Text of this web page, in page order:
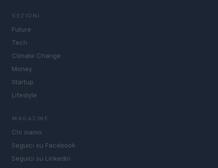
SEZIONI
Future
Tech
Climate Change
Money
Startup
Lifestyle
MAGAZINE
Chi siamo
Seguici su Facebook
Seguici su Linkedin